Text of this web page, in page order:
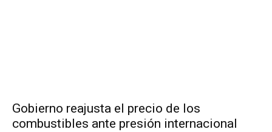
Gobierno reajusta el precio de los
combustibles ante presión internacional